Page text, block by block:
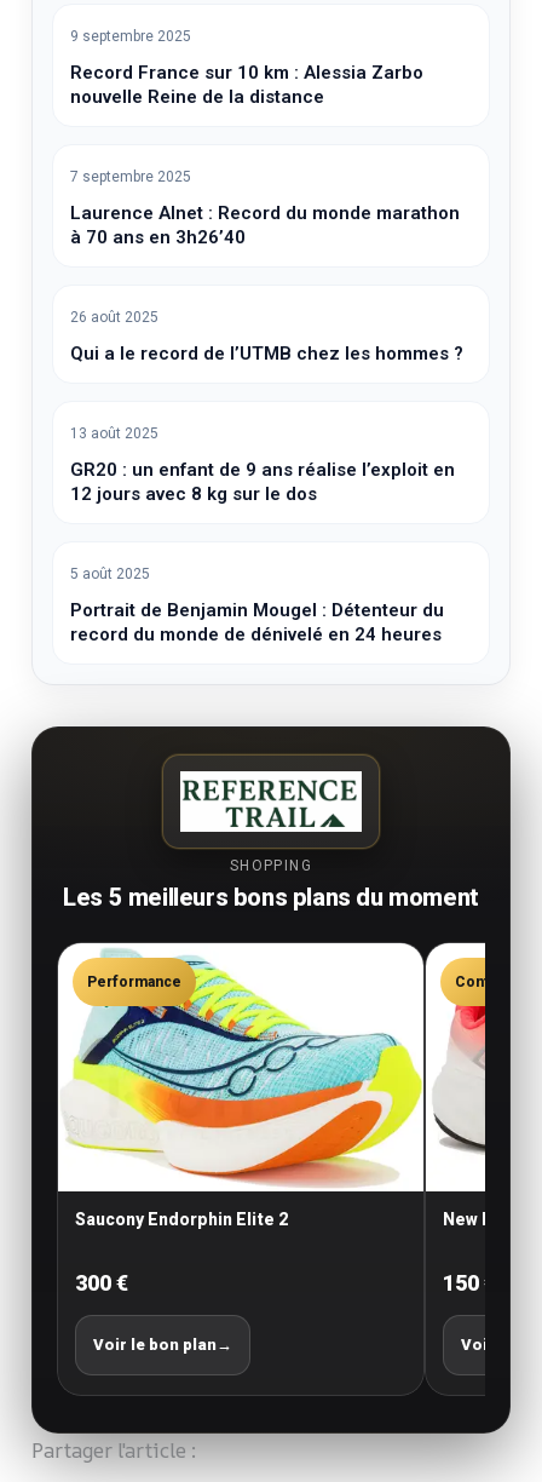
9 septembre 2025
Record France sur 10 km : Alessia Zarbo
nouvelle Reine de la distance
7 septembre 2025
Laurence Alnet : Record du monde marathon
à 70 ans en 3h26’40
26 août 2025
Qui a le record de l’UTMB chez les hommes ?
13 août 2025
GR20 : un enfant de 9 ans réalise l’exploit en
12 jours avec 8 kg sur le dos
5 août 2025
Portrait de Benjamin Mougel : Détenteur du
record du monde de dénivelé en 24 heures
SHOPPING
Les 5 meilleurs bons plans du moment
Performance
Saucony Endorphin Elite 2
300 €
Voir le bon plan→
Confort
New
150 €
Voir le
Partager l'article :